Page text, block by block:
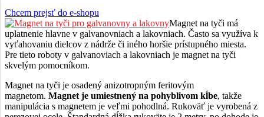
Chcem prejsť do e-shopu
Magnet na tyči má
uplatnenie hlavne v galvanovniach a lakovniach. Často sa využíva k
vyťahovaniu dielcov z nádrže či iného horšie prístupného miesta.
Pre tieto roboty v galvanoviach a lakovniach je magnet na tyči
skvelým pomocníkom.
Magnet na tyči je osadený anizotropným feritovým
magnetom. Magnet je umiestnený na pohyblivom kĺbe, takže
manipulácia s magnetem je veľmi pohodlná. Rukoväť je vyrobená z